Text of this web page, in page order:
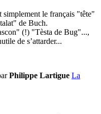
simplement le français "tête"
de Buch.
(!) "Tèsta de Bug"...,
de s’attarder...
Philippe Lartigue La